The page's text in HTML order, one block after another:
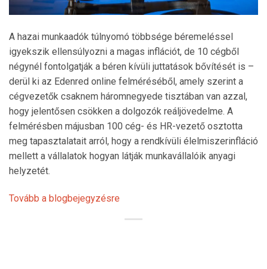
A hazai munkaadók túlnyomó többsége béremeléssel
igyekszik ellensúlyozni a magas inflációt, de 10 cégből
négynél fontolgatják a béren kívüli juttatások bővítését is –
derül ki az Edenred online felméréséből, amely szerint a
cégvezetők csaknem háromnegyede tisztában van azzal,
hogy jelentősen csökken a dolgozók reáljövedelme. A
felmérésben májusban 100 cég- és HR-vezető osztotta
meg tapasztalatait arról, hogy a rendkívüli élelmiszerinfláció
mellett a vállalatok hogyan látják munkavállalóik anyagi
helyzetét.
Tovább a blogbejegyzésre